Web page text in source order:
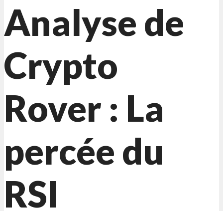
Analyse de
Crypto
Rover : La
percée du
RSI